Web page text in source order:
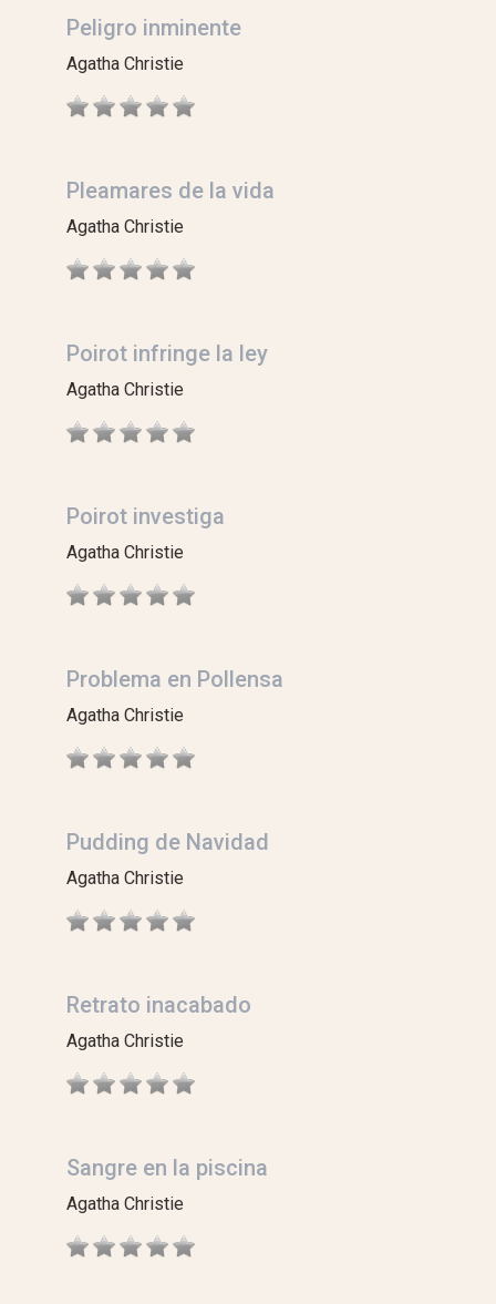
Peligro inminente
Agatha Christie
Pleamares de la vida
Agatha Christie
Poirot infringe la ley
Agatha Christie
Poirot investiga
Agatha Christie
Problema en Pollensa
Agatha Christie
Pudding de Navidad
Agatha Christie
Retrato inacabado
Agatha Christie
Sangre en la piscina
Agatha Christie